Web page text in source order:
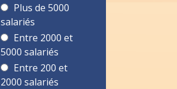
Plus de 5000
salariés
Entre 2000 et
5000 salariés
Entre 200 et
2000 salariés